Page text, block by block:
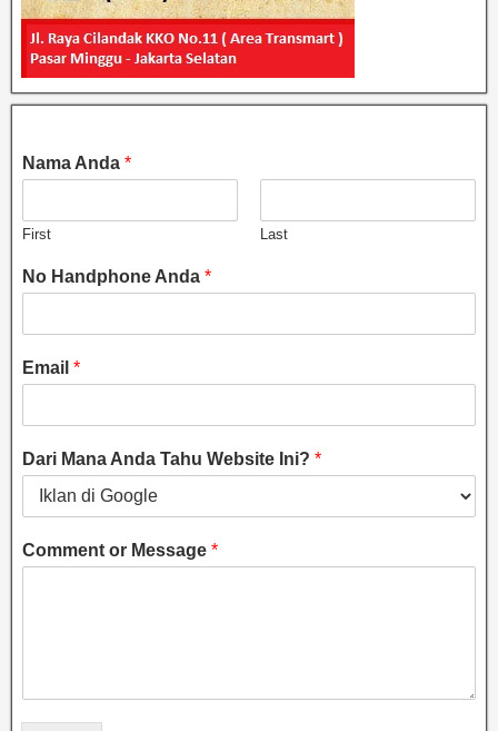
Nama Anda *
First Last
No Handphone Anda *
Email *
Dari Mana Anda Tahu Website Ini? *
Comment or Message *